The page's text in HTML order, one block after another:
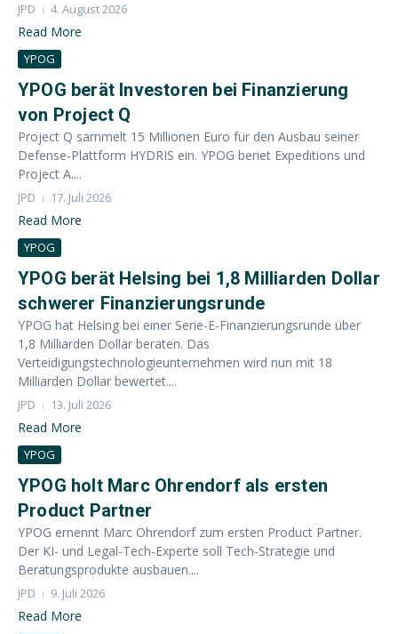
JPD 4. August 2026
Read More
YPOG
YPOG berät Investoren bei Finanzierung
von Project Q
Project Q sammelt 15 Millionen Euro für den Ausbau seiner
Defense-Plattform HYDRIS ein. YPOG beriet Expeditions und
Project A....
JPD 17. Juli 2026
Read More
YPOG
YPOG berät Helsing bei 1,8 Milliarden Dollar
schwerer Finanzierungsrunde
YPOG hat Helsing bei einer Serie-E-Finanzierungsrunde über
1,8 Milliarden Dollar beraten. Das
Verteidigungstechnologieunternehmen wird nun mit 18
Milliarden Dollar bewertet....
JPD 13. Juli 2026
Read More
YPOG
YPOG holt Marc Ohrendorf als ersten
Product Partner
YPOG ernennt Marc Ohrendorf zum ersten Product Partner.
Der KI- und Legal-Tech-Experte soll Tech-Strategie und
Beratungsprodukte ausbauen....
JPD 9. Juli 2026
Read More